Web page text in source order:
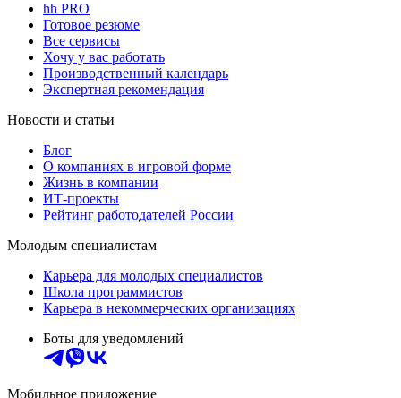
hh PRO
Готовое резюме
Все сервисы
Хочу у вас работать
Производственный календарь
Экспертная рекомендация
Новости и статьи
Блог
О компаниях в игровой форме
Жизнь в компании
ИТ-проекты
Рейтинг работодателей России
Молодым специалистам
Карьера для молодых специалистов
Школа программистов
Карьера в некоммерческих организациях
Боты для уведомлений
Мобильное приложение